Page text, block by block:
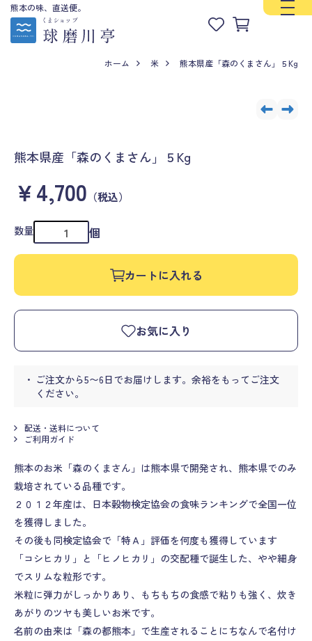
熊本の味、直送便。
ホーム 米 熊本県産「森のくまさん」５Kg
熊本県産「森のくまさん」５Kg
￥4,700 （税込）
数量 個
カートに入れる
お気に入り
ご注文から5〜6日でお届けします。余裕をもってご注文
ください。
配送・送料について
ご利用ガイド
熊本のお米「森のくまさん」は熊本県で開発され、熊本県でのみ
栽培されている品種です。
２０１２年産は、日本穀物検定協会の食味ランキングで全国一位
を獲得しました。
その後も同検定協会で「特Ａ」評価を何度も獲得しています
「コシヒカリ」と「ヒノヒカリ」の交配種で誕生した、やや細身
でスリムな粒形です。
米粒に弾力がしっかりあり、もちもちの食感で粘りも強く、炊き
あがりのツヤも美しいお米です。
名前の由来は「森の都熊本」で生産されることにちなんで名付け